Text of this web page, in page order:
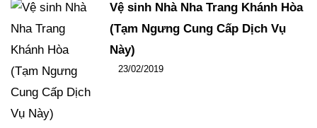
Vệ sinh Nhà Nha Trang Khánh Hòa
(Tạm Ngưng Cung Cấp Dịch Vụ
Này)
Đăng ngày
23/02/2019